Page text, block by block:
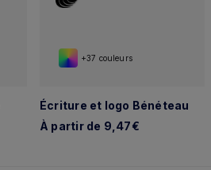
+37 couleurs
Écriture et logo Bénéteau
À partir de 9,47€